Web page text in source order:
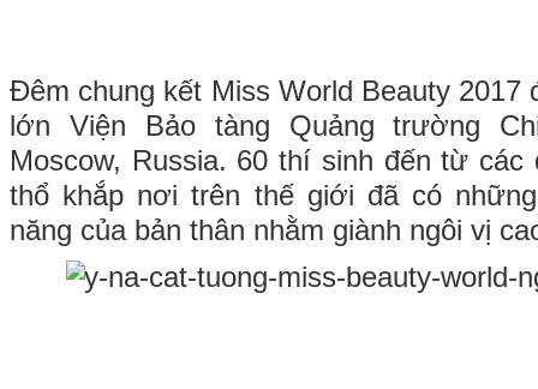
Đêm chung kết Miss World Beauty 2017
lớn Viện Bảo tàng Quảng trường
Moscow, Russia. 60 thí sinh đến từ các
thổ khắp nơi trên thế giới đã có
năng của bản thân nhằm giành ngôi vị